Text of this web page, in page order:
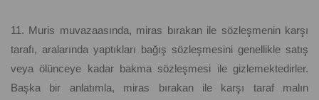
11. Muris muvazaasında, miras bırakan ile sözleşmenin karşı
tarafı, aralarında yaptıkları bağış sözleşmesini genellikle satış
veya ölünceye kadar bakma sözleşmesi ile gizlemektedirler.
Başka bir anlatımla, miras bırakan ile karşı taraf malın